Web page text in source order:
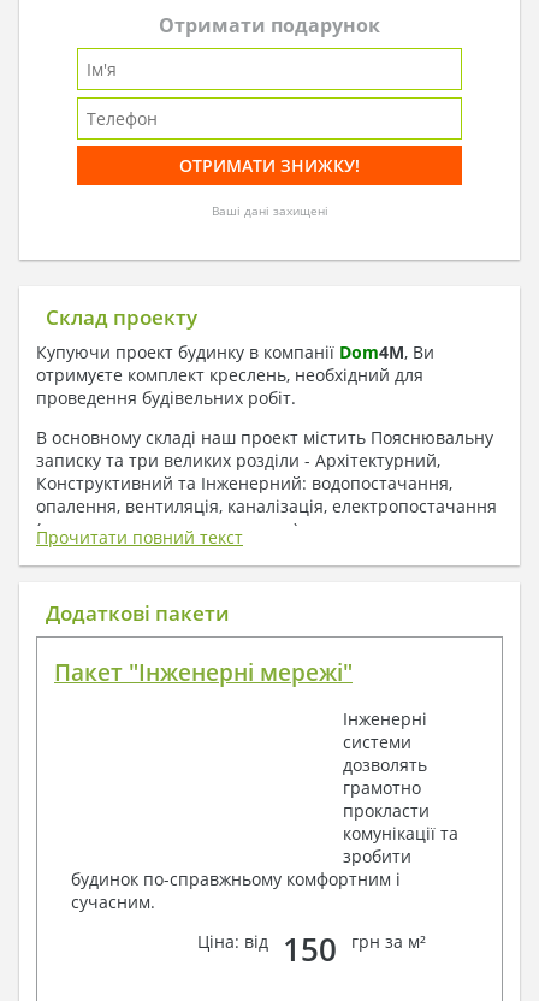
Отримати подарунок
Ваші дані захищені
Склад проекту
Купуючи проект будинку в компанії Dom4M, Ви
отримуєте комплект креслень, необхідний для
проведення будівельних робіт.
В основному складі наш проект містить Пояснювальну
записку та три великих розділи - Архітектурний,
Конструктивний та Інженерний: водопостачання,
опалення, вентиляція, каналізація, електропостачання
( купується за додаткову плату ).
1. До складу Архітектурного розділу
входять:
План покрівлі
Фасади з даними зовнішніх оздоблень
Елементи прорізів – специфікація
Дані перемичок – перетин та специфікація
Обсяги основних будівельних матеріалів
Архітектурні вузли в конструкціях
2. До складу Конструктивного розділу
входять:
Загальні дані по проекту
Прочитати повний текст
Додаткові пакети
Пакет "Інженерні мережі"
Інженерні
системи
дозволять
грамотно
прокласти
комунікації та
зробити
будинок по-справжньому комфортним і
сучасним.
Ціна: від
150 грн за м²